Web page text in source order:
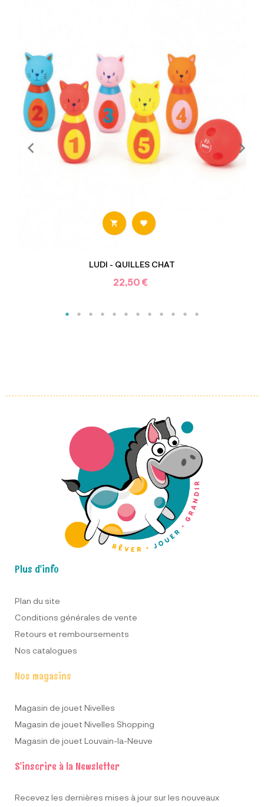
 
LUDI - QUILLES CHAT
22,50 €
Plus d'info
Plan du site
Conditions générales de vente
Retours et remboursements
Nos catalogues
Nos magasins
Magasin de jouet Nivelles
Magasin de jouet Nivelles Shopping
Magasin de jouet Louvain-la-Neuve
S'inscrire à la Newsletter
Recevez les dernières mises à jour sur les nouveaux